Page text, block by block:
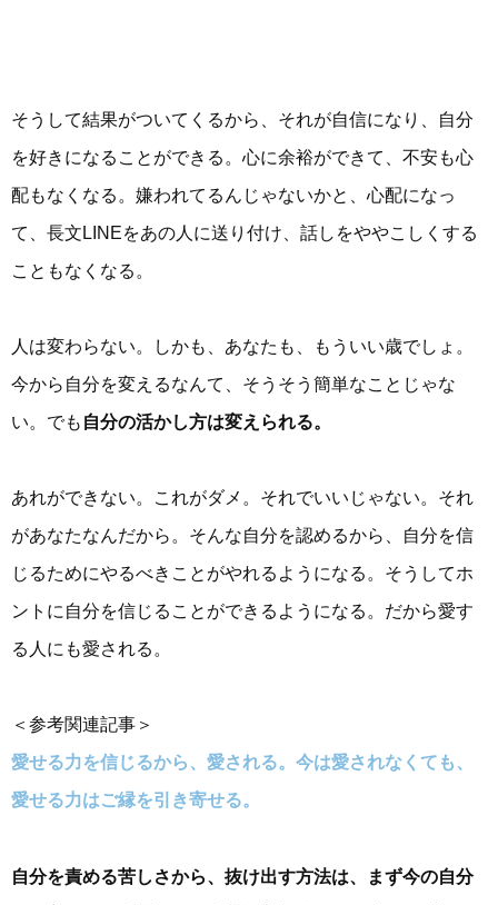
そうして結果がついてくるから、それが自信になり、自分
を好きになることができる。心に余裕ができて、不安も心
配もなくなる。嫌われてるんじゃないかと、心配になっ
て、長文LINEをあの人に送り付け、話しをややこしくする
こともなくなる。
人は変わらない。しかも、あなたも、もういい歳でしょ。
今から自分を変えるなんて、そうそう簡単なことじゃな
い。でも 自分の活かし方は変えられる。
あれができない。これがダメ。それでいいじゃない。それ
があなたなんだから。そんな自分を認めるから、自分を信
じるためにやるべきことがやれるようになる。そうしてホ
ントに自分を信じることができるようになる。だから愛す
る人にも愛される。
＜参考関連記事＞
愛せる力を信じるから、愛される。今は愛されなくても、
愛せる力はご縁を引き寄せる。
自分を責める苦しさから、抜け出す方法は、まず今の自分